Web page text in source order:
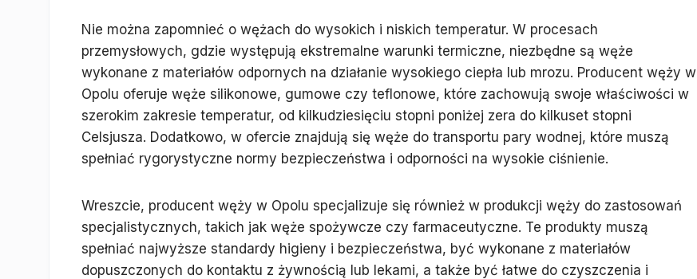
Nie można zapomnieć o wężach do wysokich i niskich temperatur. W procesach
przemysłowych, gdzie występują ekstremalne warunki termiczne, niezbędne są węże
wykonane z materiałów odpornych na działanie wysokiego ciepła lub mrozu. Producent węży w
Opolu oferuje węże silikonowe, gumowe czy teflonowe, które zachowują swoje właściwości w
szerokim zakresie temperatur, od kilkudziesięciu stopni poniżej zera do kilkuset stopni
Celsjusza. Dodatkowo, w ofercie znajdują się węże do transportu pary wodnej, które muszą
spełniać rygorystyczne normy bezpieczeństwa i odporności na wysokie ciśnienie.
Wreszcie, producent węży w Opolu specjalizuje się również w produkcji węży do zastosowań
specjalistycznych, takich jak węże spożywcze czy farmaceutyczne. Te produkty muszą
spełniać najwyższe standardy higieny i bezpieczeństwa, być wykonane z materiałów
dopuszczonych do kontaktu z żywnością lub lekami, a także być łatwe do czyszczenia i